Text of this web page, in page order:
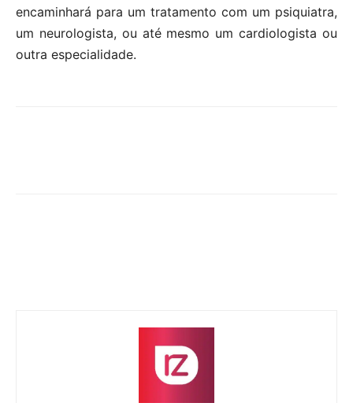
encaminhará para um tratamento com um psiquiatra,
um neurologista, ou até mesmo um cardiologista ou
outra especialidade.